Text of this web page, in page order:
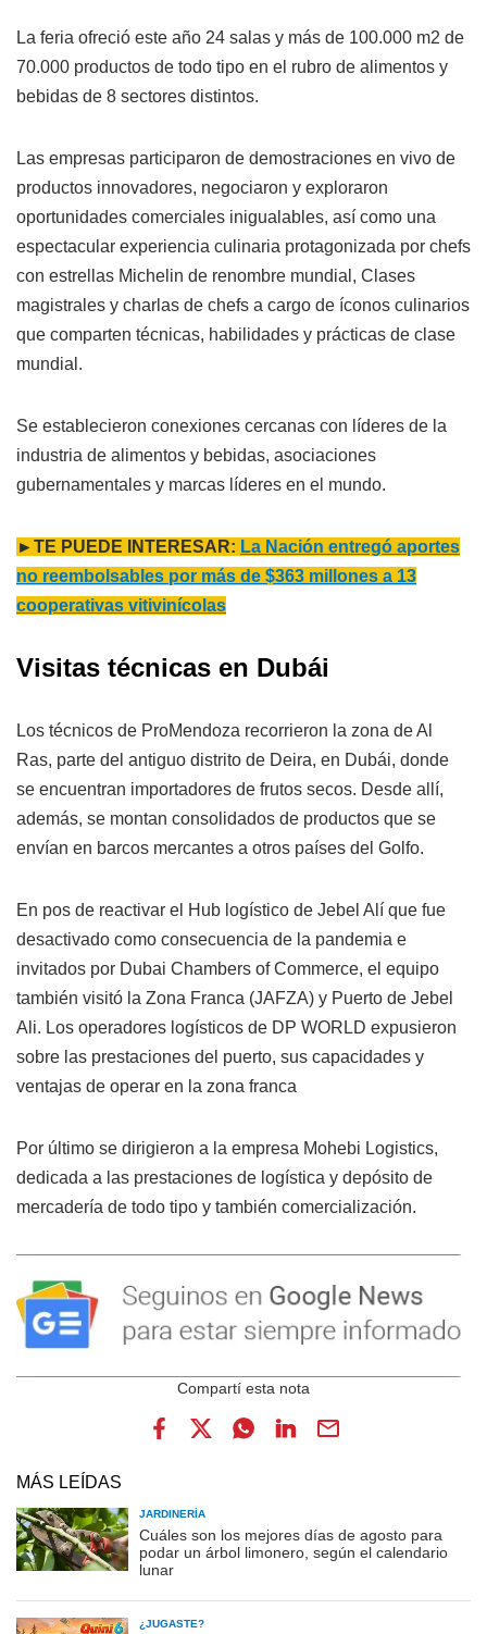
La feria ofreció este año 24 salas y más de 100.000 m2 de
70.000 productos de todo tipo en el rubro de alimentos y
bebidas de 8 sectores distintos.
Las empresas participaron de demostraciones en vivo de
productos innovadores, negociaron y exploraron
oportunidades comerciales inigualables, así como una
espectacular experiencia culinaria protagonizada por chefs
con estrellas Michelin de renombre mundial, Clases
magistrales y charlas de chefs a cargo de íconos culinarios
que comparten técnicas, habilidades y prácticas de clase
mundial.
Se establecieron conexiones cercanas con líderes de la
industria de alimentos y bebidas, asociaciones
gubernamentales y marcas líderes en el mundo.
►TE PUEDE INTERESAR: La Nación entregó aportes
no reembolsables por más de $363 millones a 13
cooperativas vitivinícolas
Visitas técnicas en Dubái
Los técnicos de ProMendoza recorrieron la zona de Al
Ras, parte del antiguo distrito de Deira, en Dubái, donde
se encuentran importadores de frutos secos. Desde allí,
además, se montan consolidados de productos que se
envían en barcos mercantes a otros países del Golfo.
En pos de reactivar el Hub logístico de Jebel Alí que fue
desactivado como consecuencia de la pandemia e
invitados por Dubai Chambers of Commerce, el equipo
también visitó la Zona Franca (JAFZA) y Puerto de Jebel
Ali. Los operadores logísticos de DP WORLD expusieron
sobre las prestaciones del puerto, sus capacidades y
ventajas de operar en la zona franca
Por último se dirigieron a la empresa Mohebi Logistics,
dedicada a las prestaciones de logística y depósito de
mercadería de todo tipo y también comercialización.
MÁS LEÍDAS
JARDINERÍA
Cuáles son los mejores días de agosto para
podar un árbol limonero, según el calendario
lunar
¿JUGASTE?